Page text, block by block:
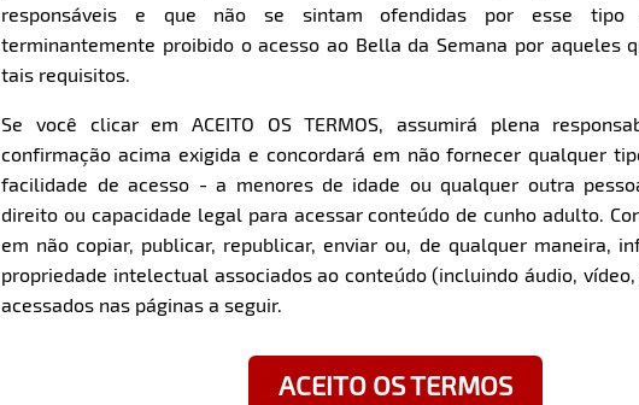
Parte 1 Parte 2
responsáveis e que não se sintam ofendidas por esse
terminantemente proibido o acesso ao Bella da Semana por aqueles
tais requisitos.
Se você clicar em ACEITO OS TERMOS, assumirá plena
confirmação acima exigida e concordará em não fornecer qualquer
facilidade de acesso - a menores de idade ou qualquer outra
direito ou capacidade legal para acessar conteúdo de cunho adulto.
em não copiar, publicar, republicar, enviar ou, de qualquer maneira,
propriedade intelectual associados ao conteúdo (incluindo áudio,
acessados nas páginas a seguir.
ACEITO OS TERMOS